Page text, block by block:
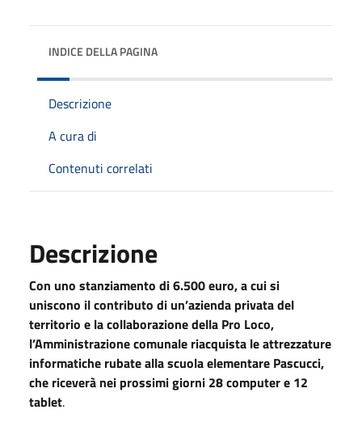
INDICE DELLA PAGINA
Descrizione
A cura di
Contenuti correlati
Descrizione
Con uno stanziamento di 6.500 euro, a cui si
uniscono il contributo di un’azienda privata del
territorio e la collaborazione della Pro Loco,
l’Amministrazione comunale riacquista le attrezzature
informatiche rubate alla scuola elementare Pascucci,
che riceverà nei prossimi giorni 28 computer e 12
tablet.